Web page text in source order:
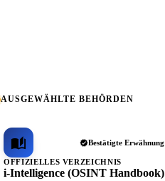
AUSGEWÄHLTE BEHÖRDEN
Bestätigte Erwähnung
OFFIZIELLES VERZEICHNIS
i-Intelligence (OSINT Handbook)